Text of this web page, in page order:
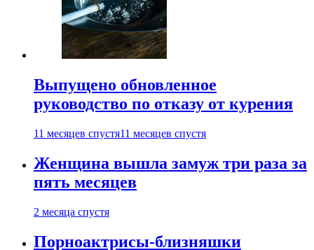
Выпущено обновленное
руководство по отказу от курения
11 месяцев спустя11 месяцев спустя
Женщина вышла замуж три раза за
пять месяцев
2 месяца спустя
Порноактрисы-близняшки